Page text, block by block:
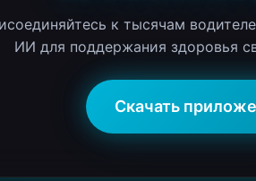
к тысячам
ИИ для поддержания здоровья
Скачать